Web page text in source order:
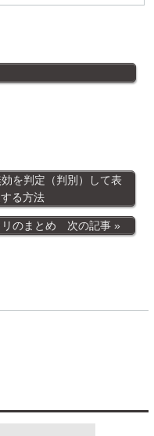
を判定（判別）して表
る方法
リのまとめ 次の記事